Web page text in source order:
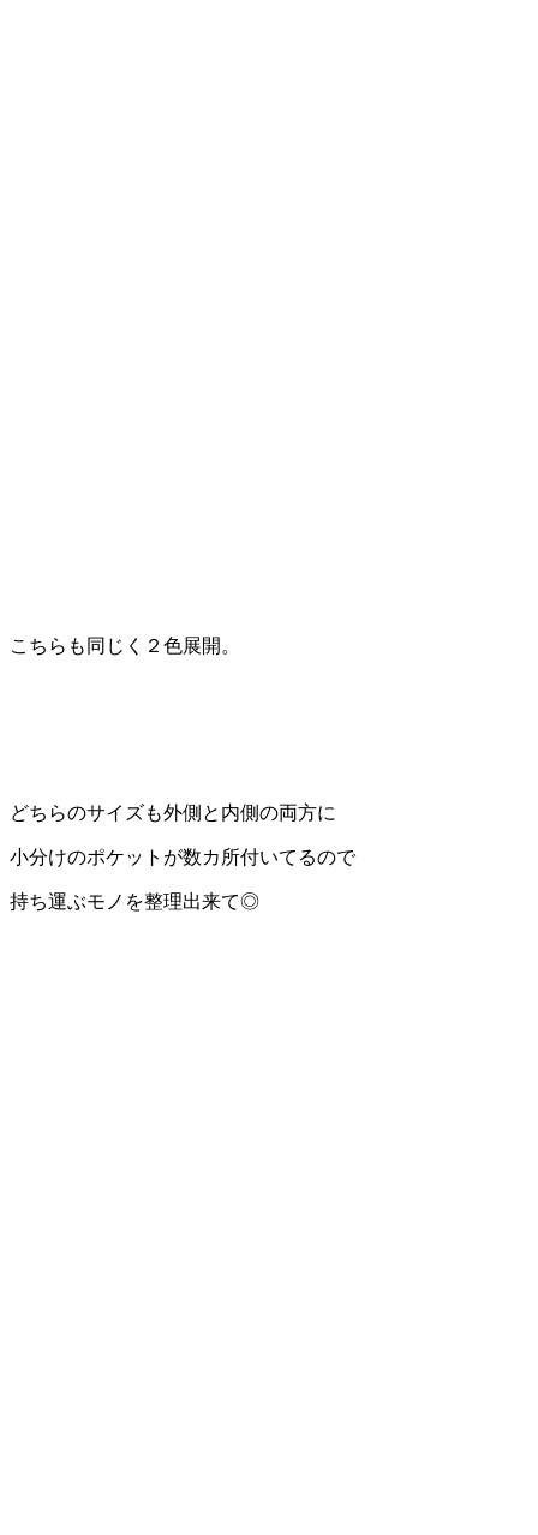
こちらも同じく２色展開。
どちらのサイズも外側と内側の両方に
小分けのポケットが数カ所付いてるので
持ち運ぶモノを整理出来て◎